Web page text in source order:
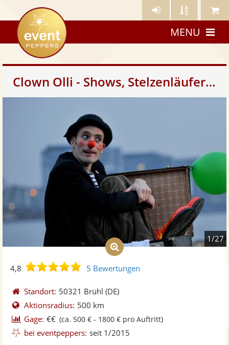
Künstler- Künstler Meine
eventpeppers
MENU
Clown Olli - Shows, Stelzenläufer, Kinderprogramm
1/27
4,8
4,8
5
Sternen
5 Bewertungen
Standort: 50321 Brühl (DE)
Aktionsradius: 500 km
Gage: €€ (ca. 500 € - 1800 € pro Auftritt)
bei eventpeppers: seit 1/2015